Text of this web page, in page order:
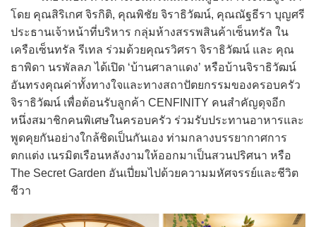
โดย คุณสิริเกศ จิรกิติ, คุณพิชัย จิราธิวัฒน์, คุณณัฐธีรา บุญศรี
ประธานเจ้าหน้าที่บริหาร กลุ่มห้างสรรพสินค้าเซ็นทรัล ใน
เครือเซ็นทรัล รีเทล ร่วมด้วยคุณรวิศรา จิราธิวัฒน์ และ คุณ
ธาพิดา นรพัลลภ ได้เปิด ‘บ้านศาลาแดง’ หรือบ้านจิราธิวัฒน์
อันทรงคุณค่าทั้งทางใจและทางสถาปัตยกรรมของครอบครัว
จิราธิวัฒน์ เพื่อต้อนรับลูกค้า CENFINITY คนสำคัญดุจอีก
หนึ่งสมาชิกคนพิเศษในครอบครัว ร่วมรับประทานอาหารและ
พูดคุยกันอย่างใกล้ชิดเป็นกันเอง ท่ามกลางบรรยากาศการ
ตกแต่ง เนรมิตเรือนหลังงามให้ออกมาเป็นสวนปริศนา หรือ
The Secret Garden อันเปี่ยมไปด้วยความมหัศจรรย์และชีวิต
ชีวา